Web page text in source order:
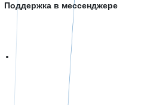
Поддержка в мессенджере